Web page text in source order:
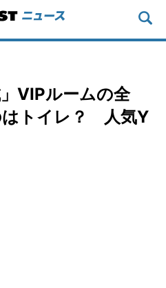
VIPルームの全
はトイレ？ 人気Y